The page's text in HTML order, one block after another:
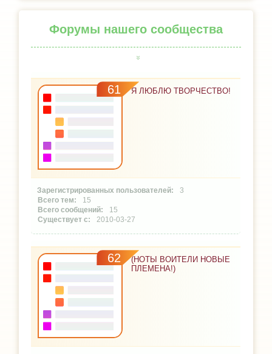
Форумы нашего сообщества
61 Я ЛЮБЛЮ ТВОРЧЕСТВО!
3
15
15
2010-03-27
62
(НОТЫ ВОИТЕЛИ НОВЫЕ
ПЛЕМЕНА!)